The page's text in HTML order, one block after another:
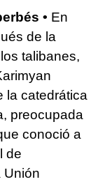
• En
de la
talibanes,
la catedrática
preocupada
conoció a
de
Unión